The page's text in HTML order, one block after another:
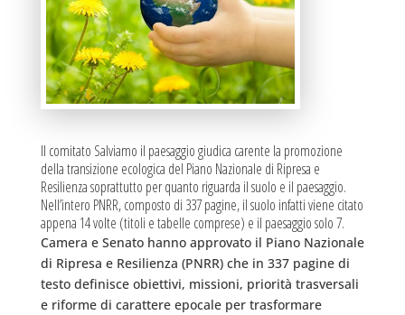
Il comitato Salviamo il paesaggio giudica carente la promozione
della transizione ecologica del Piano Nazionale di Ripresa e
Resilienza soprattutto per quanto riguarda il suolo e il paesaggio.
Nell’intero PNRR, composto di 337 pagine, il suolo infatti viene citato
appena 14 volte (titoli e tabelle comprese) e il paesaggio solo 7.
Camera e Senato hanno approvato il Piano Nazionale
di Ripresa e Resilienza (PNRR) che in 337 pagine di
testo definisce obiettivi, missioni, priorità trasversali
e riforme di carattere epocale per trasformare